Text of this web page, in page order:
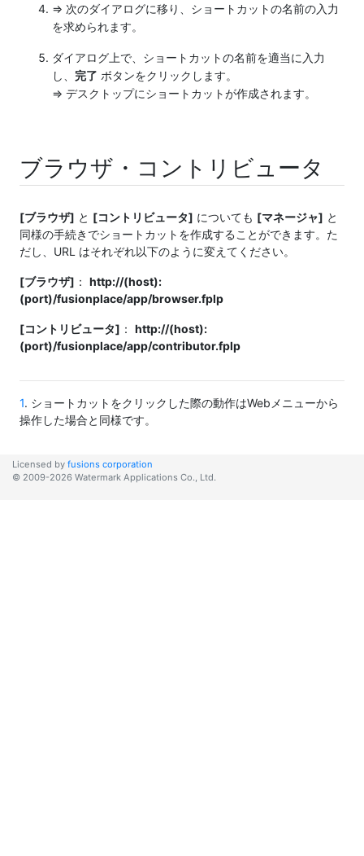
⇒ 次のダイアログに移り、ショートカットの名前の入力
を求められます。
ダイアログ上で、ショートカットの名前を適当に入力
し、 完了 ボタンをクリックします。
⇒ デスクトップにショートカットが作成されます。
ブラウザ・コントリビュータ
[ブラウザ] と [コントリビュータ] についても [マネージャ] と
同様の手続きでショートカットを作成することができます。た
だし、URL はそれぞれ以下のように変えてください。
[ブラウザ] ： http://(host):
(port)/fusionplace/app/browser.fplp
[コントリビュータ] ： http://(host):
(port)/fusionplace/app/contributor.fplp
1. ショートカットをクリックした際の動作はWebメニューから
操作した場合と同様です。
Licensed by fusions corporation
© 2009-2026 Watermark Applications Co., Ltd.